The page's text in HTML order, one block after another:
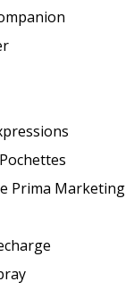
Prima Marketing